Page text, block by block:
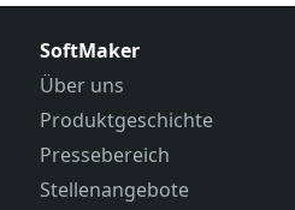
SoftMaker
Über uns
Produktgeschichte
Pressebereich
Stellenangebote